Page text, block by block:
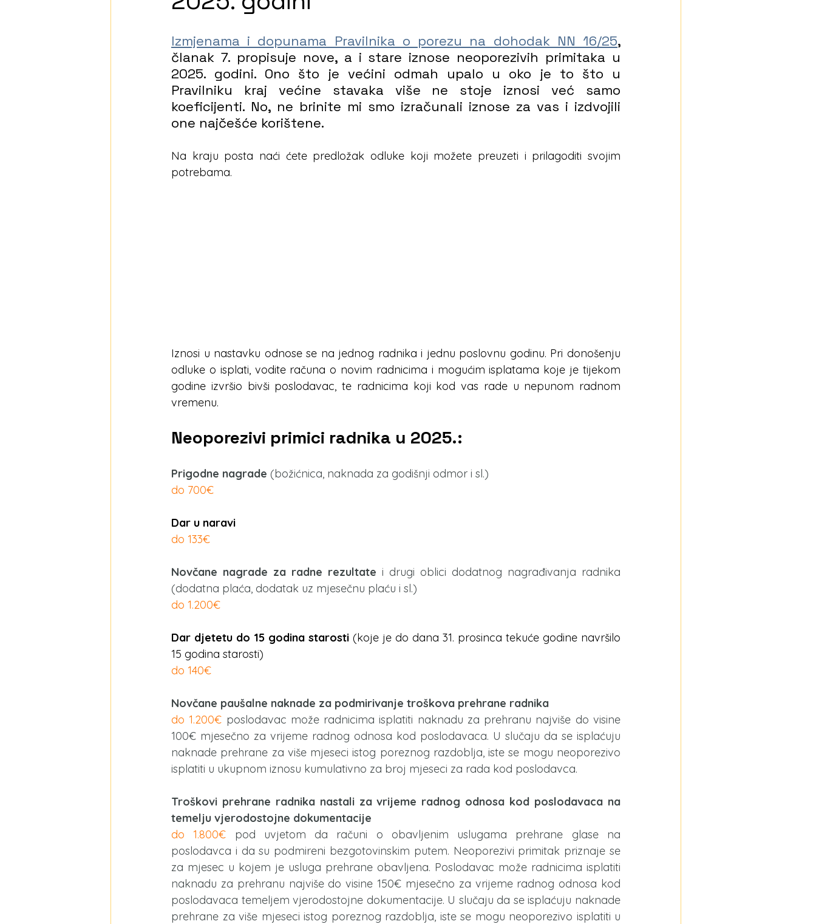
Izmjenama i dopunama Pravilnika o porezu na dohodak NN 16/25,
članak 7. propisuje nove, a i stare iznose neoporezivih primitaka u
2025. godini. Ono što je većini odmah upalo u oko je to što u
Pravilniku kraj većine stavaka više ne stoje iznosi već samo
koeficijenti. No, ne brinite mi smo izračunali iznose za vas i izdvojili
one najčešće korištene.
Na kraju posta naći ćete predložak odluke koji možete preuzeti i prilagoditi svojim
potrebama.
Iznosi u nastavku odnose se na jednog radnika i jednu poslovnu godinu. Pri donošenju
odluke o isplati, vodite računa o novim radnicima i mogućim isplatama koje je tijekom
godine izvršio bivši poslodavac, te radnicima koji kod vas rade u nepunom radnom
vremenu.
Neoporezivi primici radnika u 2025.:
Prigodne nagrade (božićnica, naknada za godišnji odmor i sl.)
do 700€
Dar u naravi
do 133€
Novčane nagrade za radne rezultate i drugi oblici dodatnog nagrađivanja radnika
(dodatna plaća, dodatak uz mjesečnu plaću i sl.)​
​​do 1.200€
Dar djetetu do 15 godina starosti (koje je do dana 31. prosinca tekuće godine navršilo
15 godina starosti)
do 140€
Novčane paušalne naknade za podmirivanje troškova prehrane radnika
do 1.200€ poslodavac može radnicima isplatiti naknadu za prehranu najviše do visine
100€ mjesečno za vrijeme radnog odnosa kod poslodavaca. U slučaju da se isplaćuju
naknade prehrane za više mjeseci istog poreznog razdoblja, iste se mogu neoporezivo
isplatiti u ukupnom iznosu kumulativno za broj mjeseci za rada kod poslodavca.
Troškovi prehrane radnika nastali za vrijeme radnog odnosa kod poslodavaca na
temelju vjerodostojne dokumentacije
do 1.800€ pod uvjetom da računi o obavljenim uslugama prehrane glase na
poslodavca i da su podmireni bezgotovinskim putem. Neoporezivi primitak priznaje se
za mjesec u kojem je usluga prehrane obavljena. Poslodavac može radnicima isplatiti
naknadu za prehranu najviše do visine 150€ mjesečno za vrijeme radnog odnosa kod
poslodavaca temeljem vjerodostojne dokumentacije. U slučaju da se isplaćuju naknade
prehrane za više mjeseci istog poreznog razdoblja, iste se mogu neoporezivo isplatiti u